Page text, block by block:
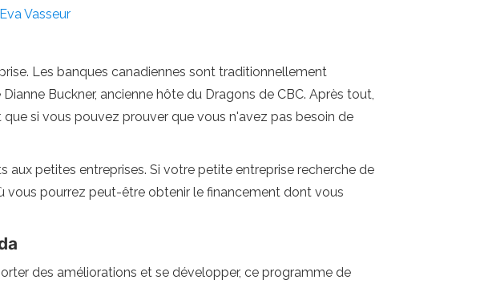
Vasseur
Les banques canadiennes sont traditionnellement
Buckner, ancienne hôte du Dragons de CBC. Après tout,
si vous pouvez prouver que vous n'avez pas besoin de
petites entreprises. Si votre petite entreprise recherche de
vous pourrez peut-être obtenir le financement dont vous
des améliorations et se développer, ce programme de